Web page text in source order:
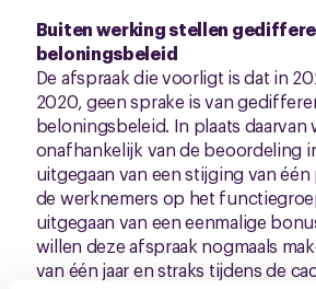
Buiten werking stellen
beloningsbeleid
De afspraak die voorligt is dat in
2020, geen sprake is van
beloningsbeleid. In plaats daarvan
onafhankelijk van de beoordeling
uitgegaan van een stijging van
de werknemers op het
uitgegaan van een eenmalige
willen deze afspraak nogmaals
van één jaar en straks tijdens de